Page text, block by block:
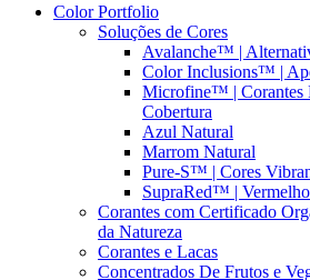
Color Portfolio
Soluções de Cores
Avalanche™ |
Color Inclusions™ |
Microfine™ | Corantes
Cobertura
Azul Natural
Marrom Natural
Pure-S™ | Cores
SupraRed™ |
Corantes com Certificado
da Natureza
Corantes e Lacas
Concentrados De Frutos e